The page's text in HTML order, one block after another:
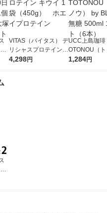
VITAS（バイタス） デ
リシャスプロテイン
キウイ 1袋（450g）
4,298円
UCC上島珈琲
OTONOU（
ウ） by
1,284円